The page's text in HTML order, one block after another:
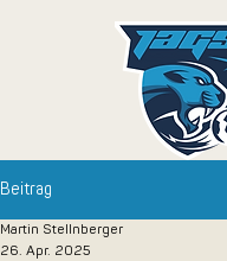
Beitrag
Martin Stellnberger
26. Apr. 2025